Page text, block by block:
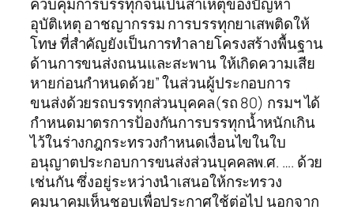
ควบคุมการบรรทุกจนเป็นสาเหตุของปัญหา
อุบัติเหตุ อาชญากรรม การบรรทุกยาเสพติดให้
โทษ ที่สำคัญยังเป็นการทำลายโครงสร้างพื้นฐาน
ด้านการขนส่งถนนและสะพาน ให้เกิดความเสีย
หายก่อนกำหนดด้วย” ในส่วนผู้ประกอบการ
ขนส่งด้วยรถบรรทุกส่วนบุคคล(รถ 80) กรมฯ ได้
กำหนดมาตรการป้องกันการบรรทุกน้ำหนักเกิน
ไว้ในร่างกฎกระทรวงกำหนดเงื่อนไขในใบ
อนุญาตประกอบการขนส่งส่วนบุคคลพ.ศ. …. ด้วย
เช่นกัน ซึ่งอยู่ระหว่างนำเสนอให้กระทรวง
คมนาคมเห็นชอบเพื่อประกาศใช้ต่อไป นอกจาก